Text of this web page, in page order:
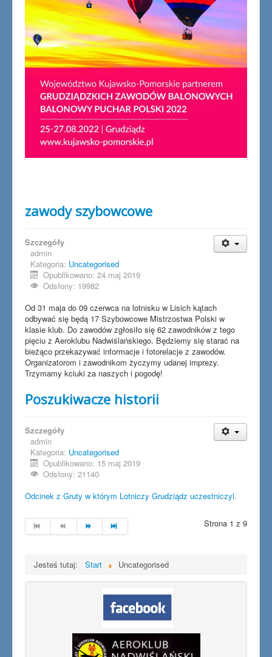
zawody szybowcowe
Szczegóły
admin
Kategoria: Uncategorised
Opublikowano: 24 maj 2019
Odsłony: 19982
Od 31 maja do 09 czerwca na lotnisku w Lisich kątach
odbywać się będą 17 Szybowcowe Mistrzostwa Polski w
klasie klub. Do zawodów zgłosiło się 62 zawodników z tego
pięciu z Aeroklubu Nadwiślańskiego. Będziemy się starać na
bieżąco przekazywać informacje i fotorelacje z zawodów.
Organizatorom i zawodnikom życzymy udanej imprezy.
Trzymamy kciuki za naszych i pogodę!
Poszukiwacze historii
Szczegóły
admin
Kategoria: Uncategorised
Opublikowano: 15 maj 2019
Odsłony: 21140
Odcinek z Gruty w którym Lotniczy Grudziądz uczestniczyl.
Strona 1 z 9
Jesteś tutaj: Start Uncategorised